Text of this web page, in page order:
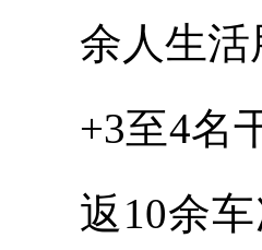
余人生
+3至4名
返10余